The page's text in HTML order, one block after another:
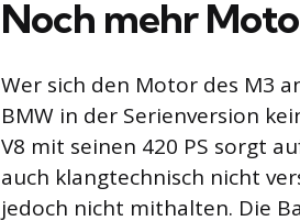
Noch mehr
Wer sich den Motor des M3
BMW in der Serienversion
V8 mit seinen 420 PS sorgt
auch klangtechnisch nicht
jedoch nicht mithalten. Die